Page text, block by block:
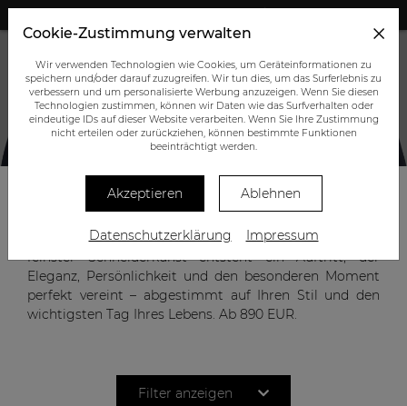
HOCHZEITSANZÜGE
nur Kleidung. Mit edlen Stoffen, zeitlosem Design und
feinster Schneiderkunst entsteht ein Auftritt, der
Eleganz, Persönlichkeit und den besonderen Moment
perfekt vereint – abgestimmt auf Ihren Stil und den
wichtigsten Tag Ihres Lebens. Ab 890 EUR.
Filter anzeigen
Cookie-Zustimmung verwalten
Wir verwenden Technologien wie Cookies, um Geräteinformationen zu
speichern und/oder darauf zuzugreifen. Wir tun dies, um das Surferlebnis zu
verbessern und um personalisierte Werbung anzuzeigen. Wenn Sie diesen
Technologien zustimmen, können wir Daten wie das Surfverhalten oder
eindeutige IDs auf dieser Website verarbeiten. Wenn Sie Ihre Zustimmung
nicht erteilen oder zurückziehen, können bestimmte Funktionen
beeinträchtigt werden.
Akzeptieren Ablehnen
Datenschutzerklärung Impressum